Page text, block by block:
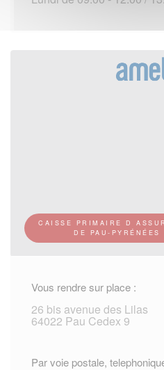
CAISSE PRIMAIRE D
DE PAU-
Vous rendre sur place :
26 bis avenue des Lilas
64022 Pau Cedex 9
Par voie postale,